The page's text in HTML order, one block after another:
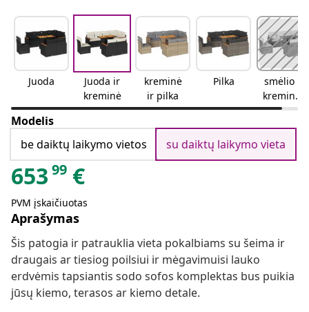
Juoda
Juoda ir
kreminė
kreminė
ir pilka
Pilka
smėlio ir
kreminės
spalvos
Modelis
be daiktų laikymo vietos
su daiktų laikymo vieta
653 99 €
PVM įskaičiuotas
Aprašymas
Šis patogia ir patrauklia vieta pokalbiams su šeima ir
draugais ar tiesiog poilsiui ir mėgavimuisi lauko
erdvėmis tapsiantis sodo sofos komplektas bus puikia
jūsų kiemo, terasos ar kiemo detale.